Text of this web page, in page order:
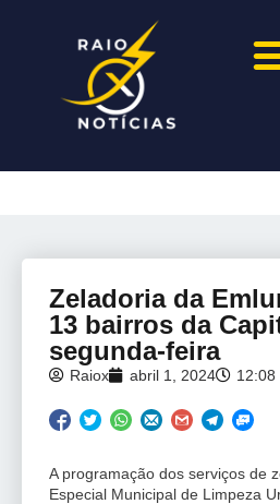
Zeladoria da
13 bairros da
segunda-feira
Raiox abril 1, 2024 12:08
A programação dos serviços de
Especial Municipal de Limpeza